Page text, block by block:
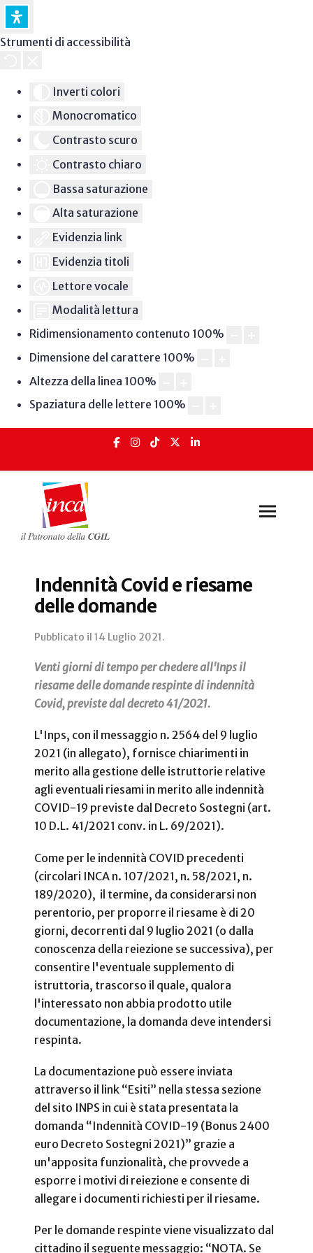
Strumenti di accessibilità
Inverti colori
Monocromatico
Contrasto scuro
Contrasto chiaro
Bassa saturazione
Alta saturazione
Evidenzia link
Evidenzia titoli
Lettore vocale
Modalità lettura
Ridimensionamento contenuto 100%
Dimensione del carattere 100%
Altezza della linea 100%
Spaziatura delle lettere 100%
Indennità Covid e riesame
delle domande
Pubblicato il 14 Luglio 2021.
Venti giorni di tempo per chedere all'Inps il
riesame delle domande respinte di indennità
Covid, previste dal decreto 41/2021.
L'Inps, con il messaggio n. 2564 del 9 luglio
2021 (in allegato), fornisce chiarimenti in
merito alla gestione delle istruttorie relative
agli eventuali riesami in merito alle indennità
COVID-19 previste dal Decreto Sostegni (art.
10 D.L. 41/2021 conv. in L. 69/2021).
Come per le indennità COVID precedenti
(circolari INCA n. 107/2021, n. 58/2021, n.
189/2020), il termine, da considerarsi non
perentorio, per proporre il riesame è di 20
giorni, decorrenti dal 9 luglio 2021 (o dalla
conoscenza della reiezione se successiva), per
consentire l'eventuale supplemento di
istruttoria, trascorso il quale, qualora
l'interessato non abbia prodotto utile
documentazione, la domanda deve intendersi
respinta.
La documentazione può essere inviata
attraverso il link “Esiti” nella stessa sezione
del sito INPS in cui è stata presentata la
domanda “Indennità COVID-19 (Bonus 2400
euro Decreto Sostegni 2021)” grazie a
un'apposita funzionalità, che provvede a
esporre i motivi di reiezione e consente di
allegare i documenti richiesti per il riesame.
Per le domande respinte viene visualizzato dal
cittadino il seguente messaggio: “NOTA. Se